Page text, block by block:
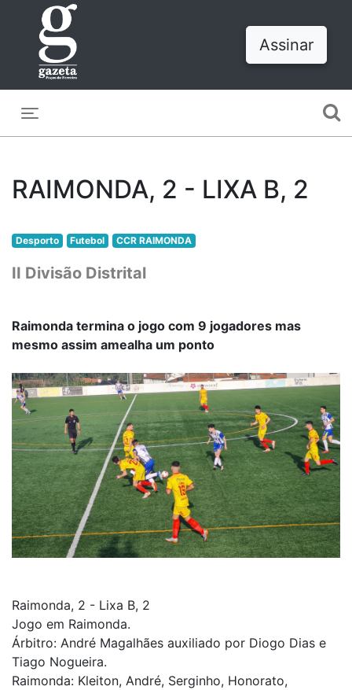
Assinar
RAIMONDA, 2 - LIXA B, 2
Desporto Futebol CCR RAIMONDA
II Divisão Distrital
Raimonda termina o jogo com 9 jogadores mas
mesmo assim amealha um ponto
Raimonda, 2 - Lixa B, 2
Jogo em Raimonda.
Árbitro: André Magalhães auxiliado por Diogo Dias e
Tiago Nogueira.
Raimonda: Kleiton, André, Serginho, Honorato,